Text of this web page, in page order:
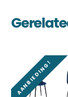
AANBIEDING!